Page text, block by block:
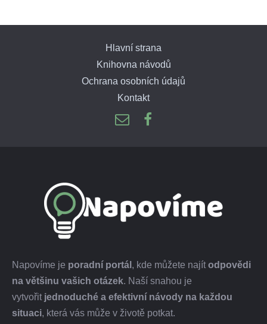
Hlavní strana
Knihovna návodů
Ochrana osobních údajů
Kontakt
Napovíme je poradní portál , kde můžete najít odpovědi
na většinu vašich otázek. Naší snahou je
vytvořit jednoduché a efektivní návody na každou
situaci, která vás může v životě potkat.